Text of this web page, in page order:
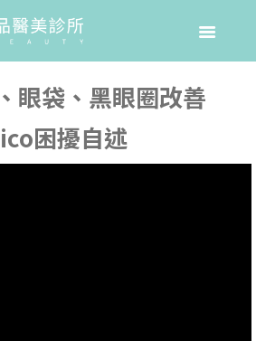
眼袋、黑眼圈改善
困擾自述